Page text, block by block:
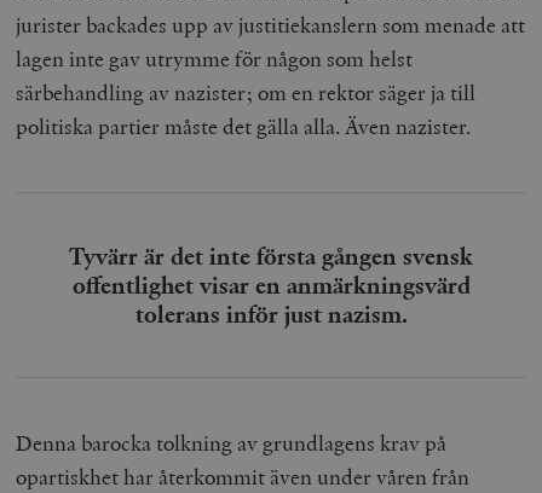
jurister backades upp av justitiekanslern som menade att
lagen inte gav utrymme för någon som helst
särbehandling av nazister; om en rektor säger ja till
politiska partier måste det gälla alla. Även nazister.
Tyvärr är det inte första gången svensk
offentlighet visar en anmärkningsvärd
tolerans inför just nazism.
Denna barocka tolkning av grundlagens krav på
opartiskhet har återkommit även under våren från